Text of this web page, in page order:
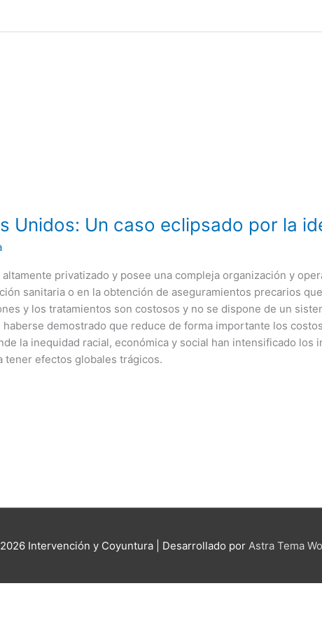
Unidos: Un caso eclipsado por la
privatizado y posee una compleja organización y
sanitaria o en la obtención de aseguramientos precarios
y los tratamientos son costosos y no se dispone de un
demostrado que reduce de forma importante los
la inequidad racial, económica y social han intensificado los
tener efectos globales trágicos.
Intervención y Coyuntura| Desarrollado por Astra Tema